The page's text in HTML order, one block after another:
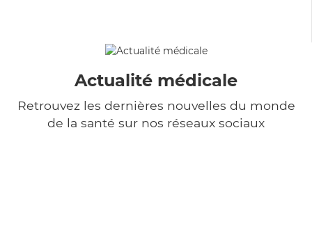
Actualité médicale
Retrouvez les dernières nouvelles du monde
de la santé sur nos réseaux sociaux